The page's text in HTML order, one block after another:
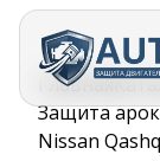
Перейти к
основному
содержанию
Строка
Главная
Защита
Nissan